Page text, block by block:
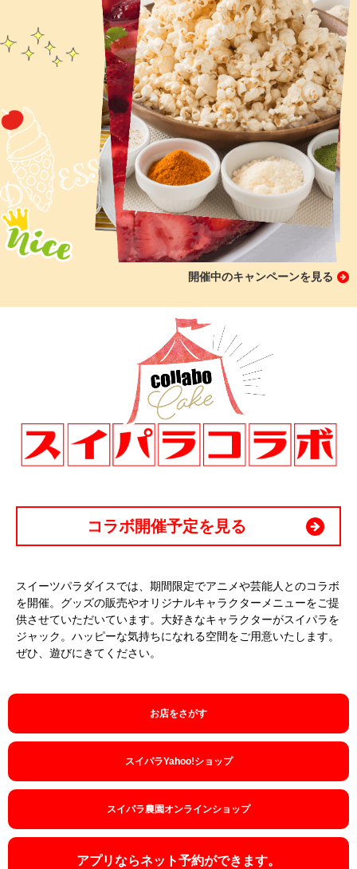
開催中のキャンペーンを見る
コラボ開催予定を見る
スイーツパラダイスでは、期間限定でアニメや芸能人とのコラボ
を開催。グッズの販売やオリジナルキャラクターメニューをご提
供させていただいています。大好きなキャラクターがスイパラを
ジャック。ハッピーな気持ちになれる空間をご用意いたします。
ぜひ、遊びにきてください。
お店をさがす
スイパラYahoo!ショップ
スイパラ農園オンラインショップ
アプリならネット予約ができます。